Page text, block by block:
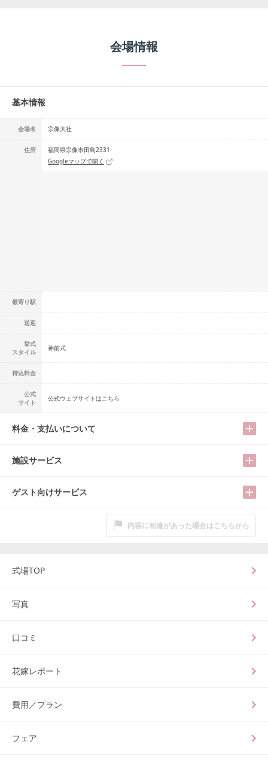
会場情報
基本情報
会場名 宗像大社
住所
福岡県宗像市田島2331
Googleマップで開く
最寄り駅
送迎
挙式
スタイル
神前式
持込料金
公式
サイト
公式ウェブサイトはこちら
料金・支払いについて
施設サービス
ゲスト向けサービス
内容に相違があった場合はこちらから
式場TOP
写真
口コミ
花嫁レポート
費用／プラン
フェア